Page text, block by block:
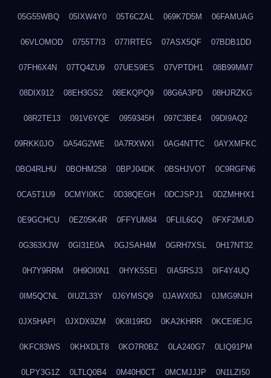
05G55WBQ 05IXW4Y0 05T6CZAL 069K7D5M 06FAMUAG
06VLOMOD 0755T7I3 077IRTEG 07ASX5QF 07BDB1DD
07FH6X4N 07TQ4ZU9 07UES9ES 07VPTDH1 08B99MM7
08DIX912 08EH3GS2 08EKQPQ9 08G6A3PD 08HJRZKG
08R2TE13 091V6YQE 0959345H 097C3BE4 09DI9AQ2
09RKK0JO 0A54G2WE 0A7RXWXI 0AG4NTTC 0AYXMFKC
0BO4RLHU 0BOHM258 0BPJ04DK 0BSHJVOT 0C9RGFN6
0CA5T1U9 0CMYI0KC 0D38QEGH 0DCJSPJ1 0DZMHHX1
0E9GCHCU 0EZ05K4R 0FFYUM84 0FLIL6GQ 0FXF2MUD
0G363XJW 0GI31E0A 0GJSAH4M 0GRH7XSL 0H17NT32
0H7Y9RRM 0H9OI0N1 0HYK5SEI 0IA5RSJ3 0IF4Y4UQ
0IM5QCNL 0IUZL33Y 0J6YMSQ9 0JAWX05J 0JMG9NJH
0JX5HAPI 0JXDX9ZM 0K8I19RD 0KA2KHRR 0KCE9EJG
0KFC83WS 0KHXDLT8 0KO7R0BZ 0LA240G7 0LIQ91PM
0LPY3G1Z 0LTLQ0B4 0M40H0CT 0MCMJJJP 0N1LZI50